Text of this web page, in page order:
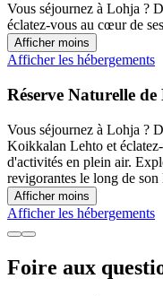
Vous séjournez à Lohja ?
éclatez-vous au cœur de
Afficher moins
Afficher les hébergements
Réserve Naturelle
Vous séjournez à Lohja ?
Koikkalan Lehto et
d'activités en plein air.
revigorantes le long de son
Afficher moins
Afficher les hébergements
Foire aux